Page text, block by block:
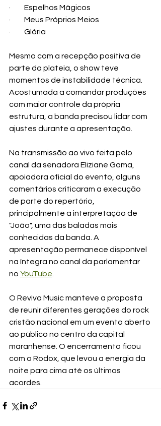
·         Espelhos Mágicos
·         Meus Próprios Meios
·         Glória
Mesmo com a recepção positiva de
parte da plateia, o show teve
momentos de instabilidade técnica.
Acostumada a comandar produções
com maior controle da própria
estrutura, a banda precisou lidar com
ajustes durante a apresentação.
Na transmissão ao vivo feita pelo
canal da senadora Eliziane Gama,
apoiadora oficial do evento, alguns
comentários criticaram a execução
de parte do repertório,
principalmente a interpretação de
"João", uma das baladas mais
conhecidas da banda. A
apresentação permanece disponível
na íntegra no canal da parlamentar
no YouTube
O Reviva Music manteve a proposta
de reunir diferentes gerações do rock
cristão nacional em um evento aberto
ao público no centro da capital
maranhense. O encerramento ficou
com o Rodox, que levou a energia da
noite para cima até os últimos
acordes.